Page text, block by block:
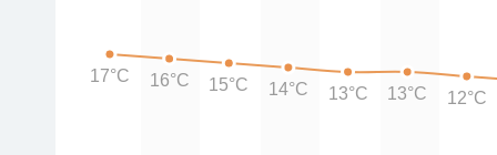
17°C 16°C 15°C 14°C 13°C 13°C 12°C